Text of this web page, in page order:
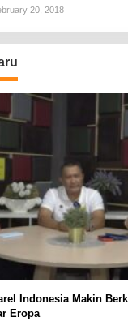
20, 2018
Indonesia Makin
Eropa